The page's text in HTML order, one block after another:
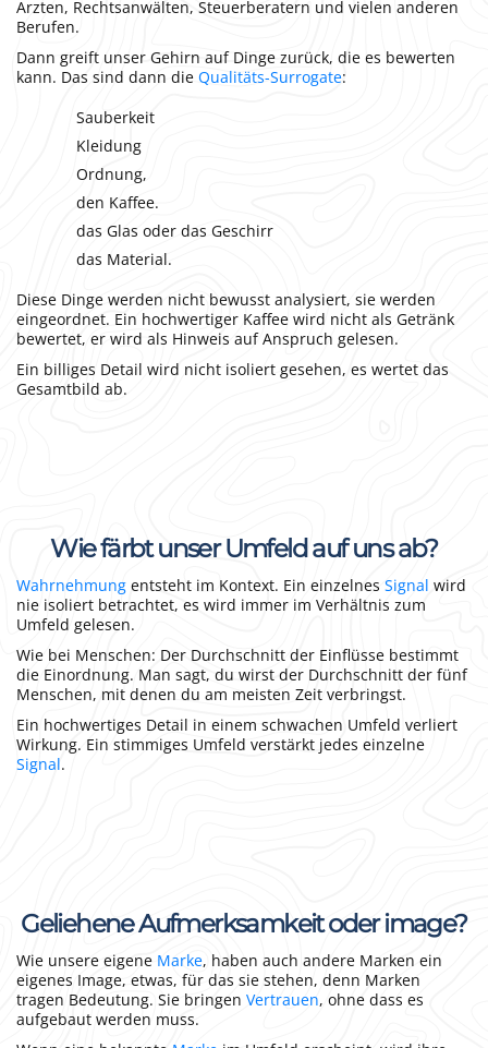
Ärzten, Rechtsanwälten, Steuerberatern und vielen anderen
Berufen.
Dann greift unser Gehirn auf Dinge zurück, die es bewerten
kann. Das sind dann die Qualitäts-Surrogate:
Sauberkeit
Kleidung
Ordnung,
den Kaffee.
das Glas oder das Geschirr
das Material.
Diese Dinge werden nicht bewusst analysiert, sie werden
eingeordnet. Ein hochwertiger Kaffee wird nicht als Getränk
bewertet, er wird als Hinweis auf Anspruch gelesen.
Ein billiges Detail wird nicht isoliert gesehen, es wertet das
Gesamtbild ab.
Wie färbt unser Umfeld auf uns ab?
Wahrnehmung entsteht im Kontext. Ein einzelnes Signal wird
nie isoliert betrachtet, es wird immer im Verhältnis zum
Umfeld gelesen.
Wie bei Menschen: Der Durchschnitt der Einflüsse bestimmt
die Einordnung. Man sagt, du wirst der Durchschnitt der fünf
Menschen, mit denen du am meisten Zeit verbringst.
Ein hochwertiges Detail in einem schwachen Umfeld verliert
Wirkung. Ein stimmiges Umfeld verstärkt jedes einzelne
Signal.
Geliehene Aufmerksamkeit oder image?
Wie unsere eigene Marke, haben auch andere Marken ein
eigenes Image, etwas, für das sie stehen, denn Marken
tragen Bedeutung. Sie bringen Vertrauen, ohne dass es
aufgebaut werden muss.